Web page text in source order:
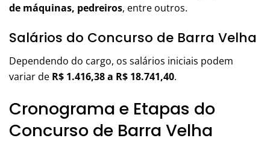
de máquinas, pedreiros, entre outros.
Salários do Concurso de Barra Velha
Dependendo do cargo, os salários iniciais podem
variar de R$ 1.416,38 a R$ 18.741,40.
Cronograma e Etapas do
Concurso de Barra Velha